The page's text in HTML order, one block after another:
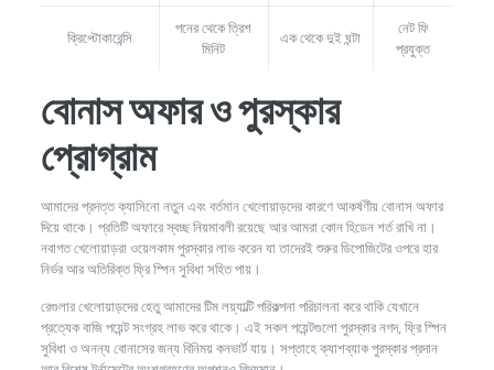
ক্রিপ্টোকারেন্সি
পনের থেকে ত্রিশ
মিনিট
এক থেকে দুই ঘন্টা
নেট ফি
প্রযুক্ত
বোনাস অফার ও পুরস্কার
প্রোগ্রাম
আমাদের প্রদত্ত ক্যাসিনো নতুন এবং বর্তমান খেলোয়াড়দের কারণে আকর্ষণীয় বোনাস অফার
দিয়ে থাকে। প্রতিটি অফারে স্বচ্ছ নিয়মাবলী রয়েছে আর আমরা কোন হিডেন শর্ত রাখি না।
নবাগত খেলোয়াড়রা ওয়েলকাম পুরস্কার লাভ করেন যা তাদেরই শুরুর ডিপোজিটের ওপরে হার
নির্ভর আর অতিরিক্ত ফ্রি স্পিন সুবিধা সহিত পায়।
রেগুলার খেলোয়াড়দের হেতু আমাদের টিম লয়্যাল্টি পরিকল্পনা পরিচালনা করে থাকি যেখানে
প্রত্যেক বাজি পয়েন্ট সংগ্রহ লাভ করে থাকে। এই সকল পয়েন্টগুলো পুরস্কার নগদ, ফ্রি স্পিন
সুবিধা ও অনন্য বোনাসের জন্য বিনিময় কনভার্ট যায়। সপ্তাহে ক্যাশব্যাক পুরস্কার প্রদান